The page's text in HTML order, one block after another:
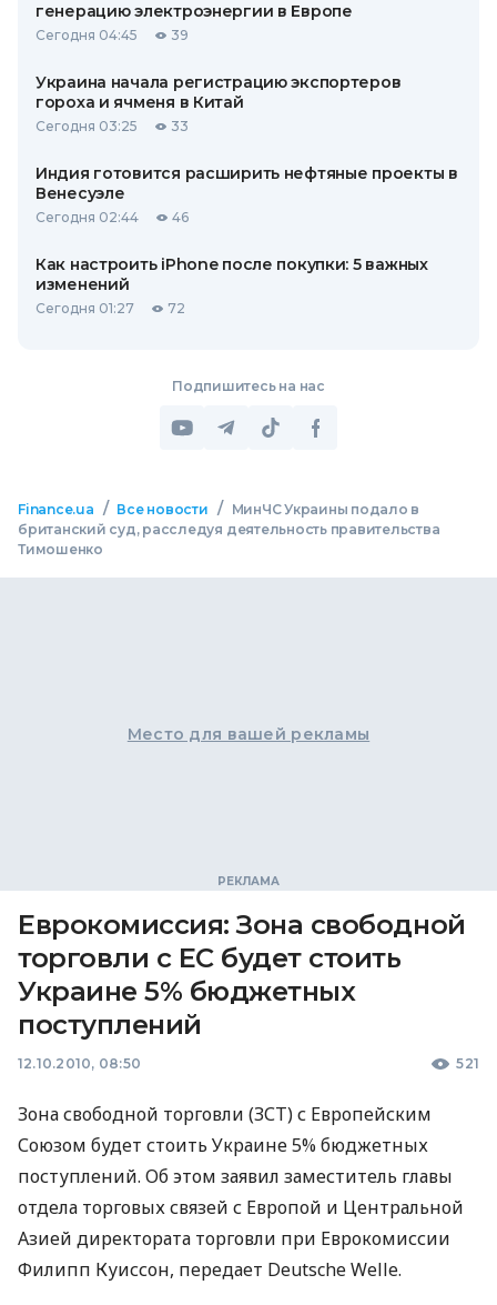
генерацию электроэнергии в Европе
Сегодня 04:45 39
Украина начала регистрацию экспортеров
гороха и ячменя в Китай
Сегодня 03:25 33
Индия готовится расширить нефтяные проекты в
Венесуэле
Сегодня 02:44 46
Как настроить iPhone после покупки: 5 важных
изменений
Сегодня 01:27 72
Подпишитесь на нас
Finance.ua / Все новости /
МинЧС Украины подало в
британский суд, расследуя деятельность правительства
Тимошенко
Место для вашей рекламы
Еврокомиссия: Зона свободной
торговли с ЕС будет стоить
Украине 5% бюджетных
поступлений
12.10.2010, 08:50 521
Зона свободной торговли (ЗСТ) с Европейским
Союзом будет стоить Украине 5% бюджетных
поступлений. Об этом заявил заместитель главы
отдела торговых связей с Европой и Центральной
Азией директората торговли при Еврокомиссии
Филипп Куиссон, передает Deutsche Welle.